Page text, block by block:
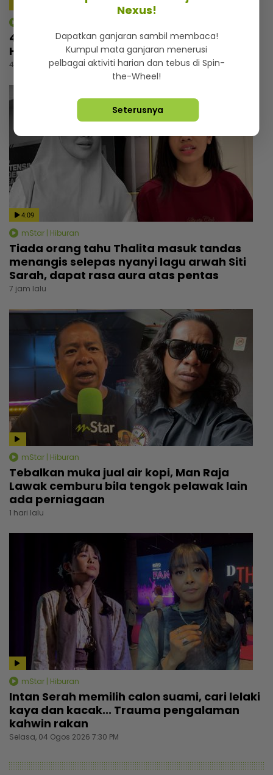
4 tahun pegang status duda, Luqman
Hafidz selesa tidak sunyi tanpa pasangan
4 jam lalu
4:09
mStar | Hiburan
Tiada orang tahu Thalita masuk tandas
menangis selepas nyanyi lagu arwah Siti
Sarah, dapat rasa aura atas pentas
7 jam lalu
mStar | Hiburan
Tebalkan muka jual air kopi, Man Raja
Lawak cemburu bila tengok pelawak lain
ada perniagaan
1 hari lalu
mStar | Hiburan
Intan Serah memilih calon suami, cari lelaki
kaya dan kacak... Trauma pengalaman
kahwin rakan
Selasa, 04 Ogos 2026 7:30 PM
Nexus!
Dapatkan ganjaran sambil membaca!
Kumpul mata ganjaran menerusi
pelbagai aktiviti harian dan tebus di Spin-
the-Wheel!
Seterusnya